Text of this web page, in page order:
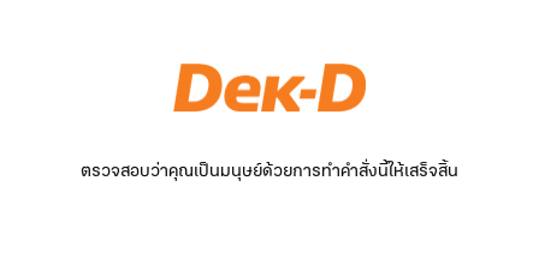
ตรวจสอบว่าคุณเป็นมนุษย์ด้วยการทำคำสั่งนี้ให้เสร็จสิ้น